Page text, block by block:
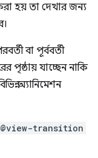
হয় তা দেখার জন্য
বা পূর্ববর্তী
পৃষ্ঠায় যাচ্ছেন নাকি
অ্যানিমেশন
@view-transition